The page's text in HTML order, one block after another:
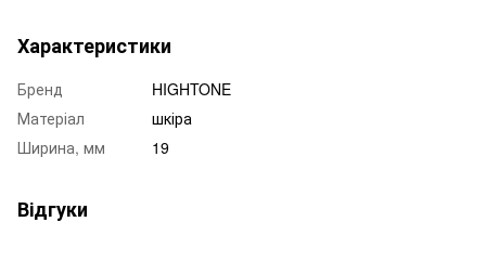
Характеристики
Бренд
HIGHTONE
Матеріал
шкіра
Ширина, мм
19
Відгуки